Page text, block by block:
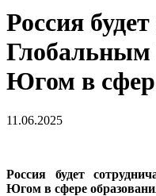
Россия
Глобальным
Югом в
11.06.2025
Россия будет
Югом в сфере